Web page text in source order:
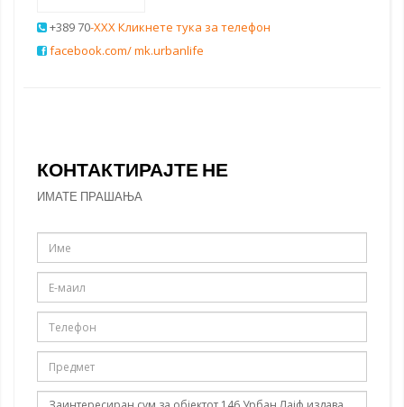
+389 70-XXX Кликнете тука за телефон
facebook.com/ mk.urbanlife
КОНТАКТИРАЈТЕ НЕ
ИМАТЕ ПРАШАЊА